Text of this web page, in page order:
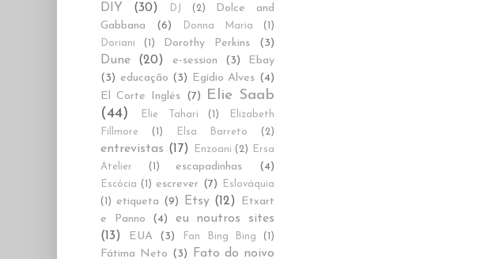
DIY (30) DJ (2)
Dolce and
Gabbana
(6) Donna Maria
(1)
Doriani
(1) Dorothy Perkins (3)
Dune (20) e-session (3)
Ebay
(3) educação (3) Egídio Alves (4)
El Corte Inglés (7)
Elie Saab
(44)
Elie Tahari (1)
Elizabeth
Fillmore
(1) Elsa Barreto (2)
entrevistas (17) Enzoani (2)
Ersa
Atelier
(1) escapadinhas (4)
Escócia (1) escrever (7)
Eslováquia
(1)
etiqueta (9) Etsy (12)
Etxart
e Panno
(4)
eu noutros sites
(13)
EUA (3) Fan Bing Bing (1)
Fátima Neto (3)
Fato do noivo